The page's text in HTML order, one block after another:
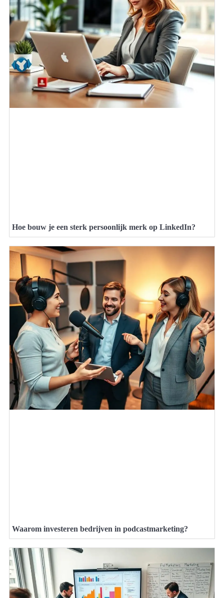
Hoe bouw je een sterk persoonlijk merk op LinkedIn?
Waarom investeren bedrijven in podcastmarketing?